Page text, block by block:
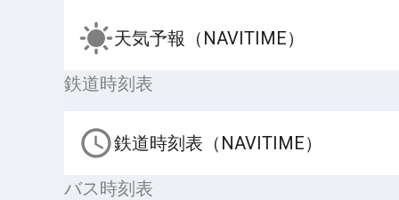
天気予報（NAVITIME）
鉄道時刻表
鉄道時刻表（NAVITIME）
バス時刻表